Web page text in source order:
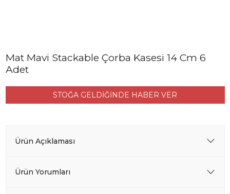
Mat Mavi Stackable Çorba Kasesi 14 Cm 6
Adet
STOĞA GELDİĞİNDE HABER VER
Ürün Açıklaması
Ürün Yorumları